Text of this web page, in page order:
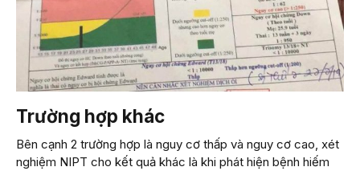
Trường hợp khác
Bên cạnh 2 trường hợp là nguy cơ thấp và nguy cơ cao, xét
nghiệm NIPT cho kết quả khác là khi phát hiện bệnh hiếm